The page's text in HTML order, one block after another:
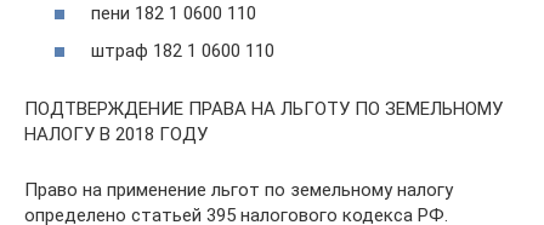
пени 182 1 0600 110
штраф 182 1 0600 110
ПОДТВЕРЖДЕНИЕ ПРАВА НА ЛЬГОТУ ПО ЗЕМЕЛЬНОМУ
НАЛОГУ В 2018 ГОДУ
Право на применение льгот по земельному налогу
определено статьей 395 налогового кодекса РФ.